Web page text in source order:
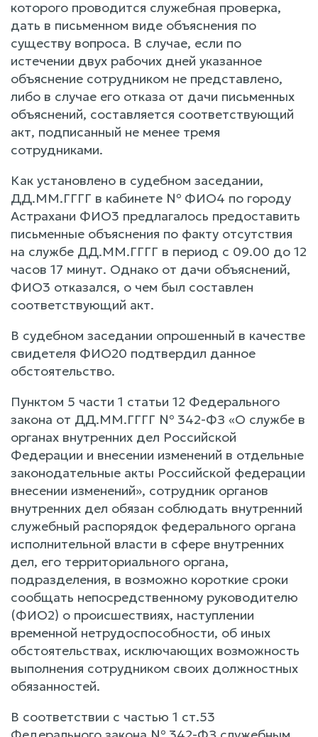
которого проводится служебная проверка,
дать в письменном виде объяснения по
существу вопроса. В случае, если по
истечении двух рабочих дней указанное
объяснение сотрудником не представлено,
либо в случае его отказа от дачи письменных
объяснений, составляется соответствующий
акт, подписанный не менее тремя
сотрудниками.
Как установлено в судебном заседании,
ДД.ММ.ГГГГ в кабинете № ФИО4 по городу
Астрахани ФИО3 предлагалось предоставить
письменные объяснения по факту отсутствия
на службе ДД.ММ.ГГГГ в период с 09.00 до 12
часов 17 минут. Однако от дачи объяснений,
ФИО3 отказался, о чем был составлен
соответствующий акт.
В судебном заседании опрошенный в качестве
свидетеля ФИО20 подтвердил данное
обстоятельство.
Пунктом 5 части 1 статьи 12 Федерального
закона от ДД.ММ.ГГГГ № 342-ФЗ «О службе в
органах внутренних дел Российской
Федерации и внесении изменений в отдельные
законодательные акты Российской федерации
внесении изменений», сотрудник органов
внутренних дел обязан соблюдать внутренний
служебный распорядок федерального органа
исполнительной власти в сфере внутренних
дел, его территориального органа,
подразделения, в возможно короткие сроки
сообщать непосредственному руководителю
(ФИО2) о происшествиях, наступлении
временной нетрудоспособности, об иных
обстоятельствах, исключающих возможность
выполнения сотрудником своих должностных
обязанностей.
В соответствии с частью 1 ст.53